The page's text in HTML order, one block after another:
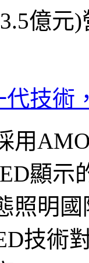
億元
代技術
用
顯示
照明
技術